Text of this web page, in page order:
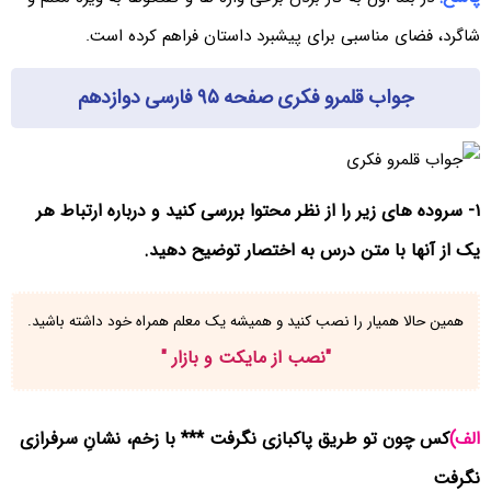
شاگرد، فضای مناسبی برای پیشبرد داستان فراهم کرده است.
جواب قلمرو فکری صفحه ۹۵ فارسی دوازدهم
۱- سروده های زیر را از نظر محتوا بررسی کنید و درباره ارتباط هر
یک از آنها با متن درس به اختصار توضیح دهید.
همین حالا همیار را نصب کنید و همیشه یک معلم همراه خود داشته باشید.
"نصب از مایکت و بازار "
الف)کس چون تو طریق پاکبازی نگرفت *** با زخم، نشانِ سرفرازی
نگرفت